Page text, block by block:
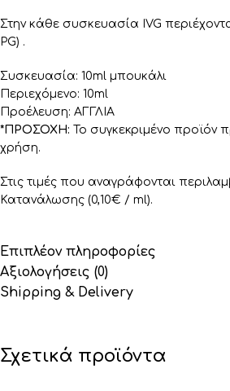
Στην κάθε συσκευασία IVG
PG) .
Συσκευασία: 10ml μπουκάλι
Περιεχόμενο: 10ml
Προέλευση: ΑΓΓΛΙΑ
*ΠΡΟΣΟΧΗ: Το συγκεκριμένο προϊόν
χρήση.
Στις τιμές που αναγράφονται
Κατανάλωσης (0,10€ / ml).
Επιπλέον πληροφορίες
Αξιολογήσεις (0)
Shipping & Delivery
Σχετικά προϊόντα